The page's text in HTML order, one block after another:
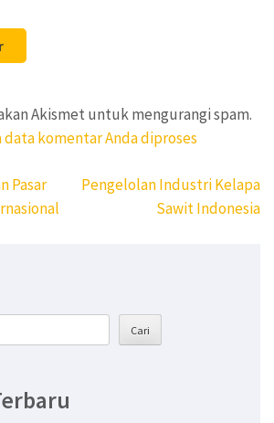
Akismet untuk mengurangi spam.
data komentar Anda diproses
Pasar
Pengelolan Industri Kelapa
Sawit Indonesia
Cari